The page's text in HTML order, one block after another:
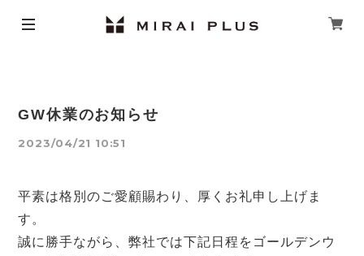
GW休業のお知らせ
2023/04/21 10:51
平素は格別のご愛顧賜わり、厚くお礼申し上げま
す。
誠に勝手ながら、弊社では下記日程をゴールデンウ